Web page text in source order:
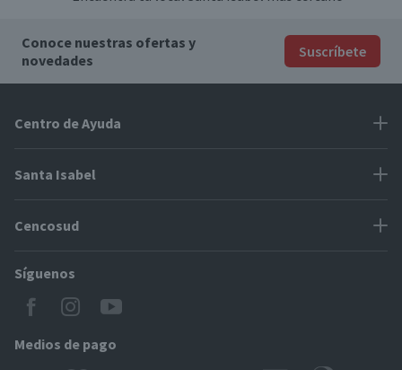
Conoce nuestras ofertas y
novedades
Suscríbete
Centro de Ayuda
Problemas con tu pedido
Cómo modificar mis datos
Modos de entrega y cobertura
Locales Santa Isabel
Servicio al cliente
Santa Isabel
Proveedores
CyberDay
BlackFriday
Cencosud
Paris
Jumbo
Easy
Síguenos
Medios de pago